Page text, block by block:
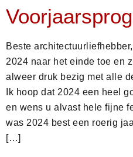
Beste
2024 naar het einde toe en
alweer druk bezig met alle
Ik hoop dat 2024 een heel
en wens u alvast hele fijne
was 2024 best een roerig
[…]